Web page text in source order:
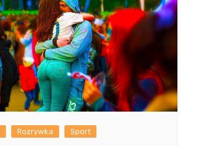
Rozrywka Sport